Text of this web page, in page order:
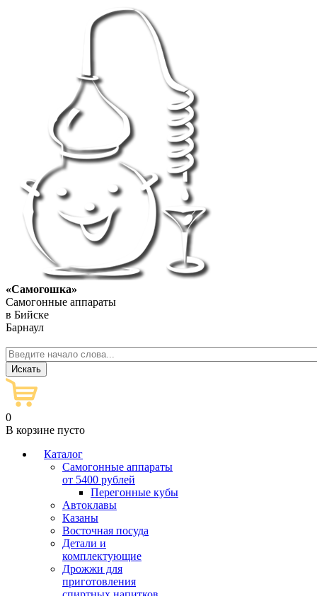
«Самогошка»
Самогонные аппараты
в Бийске
Барнаул
0
В корзине пусто
Каталог
Самогонные аппараты
от 5400 рублей
Перегонные кубы
Автоклавы
Казаны
Восточная посуда
Детали и
комплектующие
Дрожжи для
приготовления